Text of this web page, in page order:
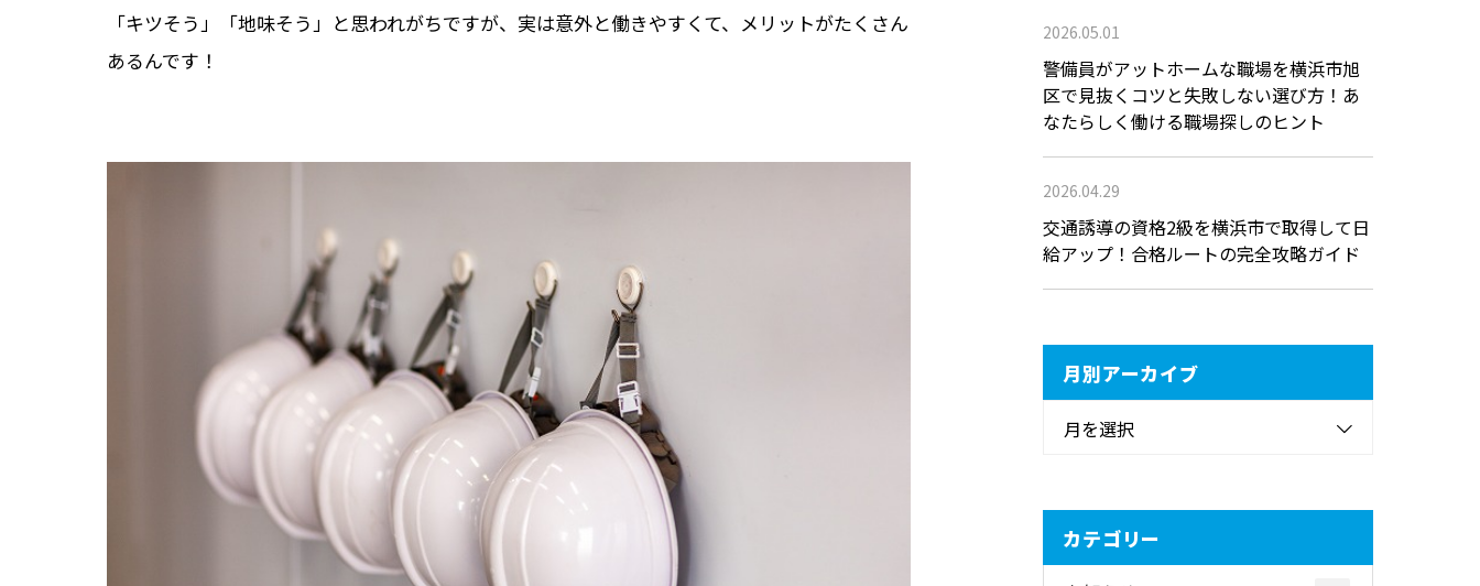
「キツそう」「地味そう」と思われがちですが、実は意外と働きやすくて、メリットがたくさん
あるんです！
2026.05.01
警備員がアットホームな職場を横浜市旭
区で見抜くコツと失敗しない選び方！あ
なたらしく働ける職場探しのヒント
2026.04.29
交通誘導の資格2級を横浜市で取得して日
給アップ！合格ルートの完全攻略ガイド
月別アーカイブ
月を選択
カテゴリー